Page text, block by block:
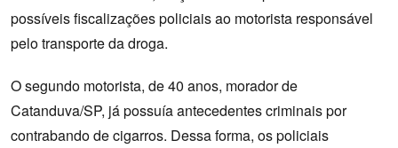
possíveis fiscalizações policiais ao motorista responsável
pelo transporte da droga.
O segundo motorista, de 40 anos, morador de
Catanduva/SP, já possuía antecedentes criminais por
contrabando de cigarros. Dessa forma, os policiais